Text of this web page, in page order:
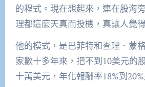
的程式。現在想起來，連在股海
理都這麼天真而投機，真讓人覺
他的模式，是巴菲特和查理．蒙
家數十多年來，把不到10美元的
十萬美元，年化報酬率18%到